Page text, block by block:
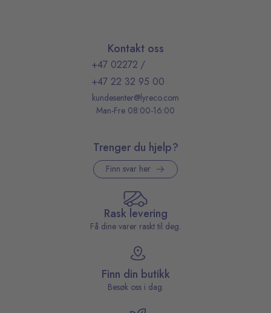
Kontakt oss
+47 02272 /
+47 22 32 95 00
kundesenter@lyreco.com
Man-Fre 08:00-16:00
Trenger du hjelp?
Finn svar her
Rask levering
Få dine varer raskt til deg.
Finn din butikk
Besøk oss i dag.